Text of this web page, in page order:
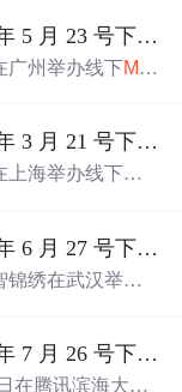
型与多模态演进
5 月 23 号下午在广州举行
广州举办线下Me
以及智能体封装
语义搜索、AIOp
3 月 21 号下午在上海举行
上海举办线下技
化、多源实时C
新一代可观测方
6 月 27 号下午在武汉举行
锦绣在武汉举办
全链路Agent可观
案例。活动强调
7 月 26 号下午在深圳举行
在腾讯滨海大厦